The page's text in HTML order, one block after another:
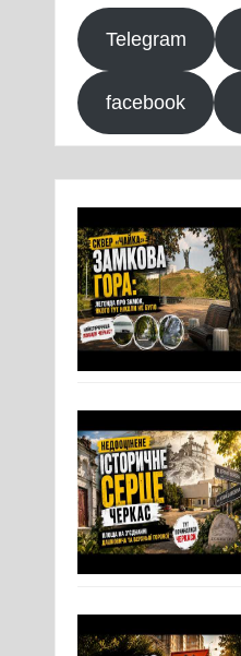
Telegram
facebook